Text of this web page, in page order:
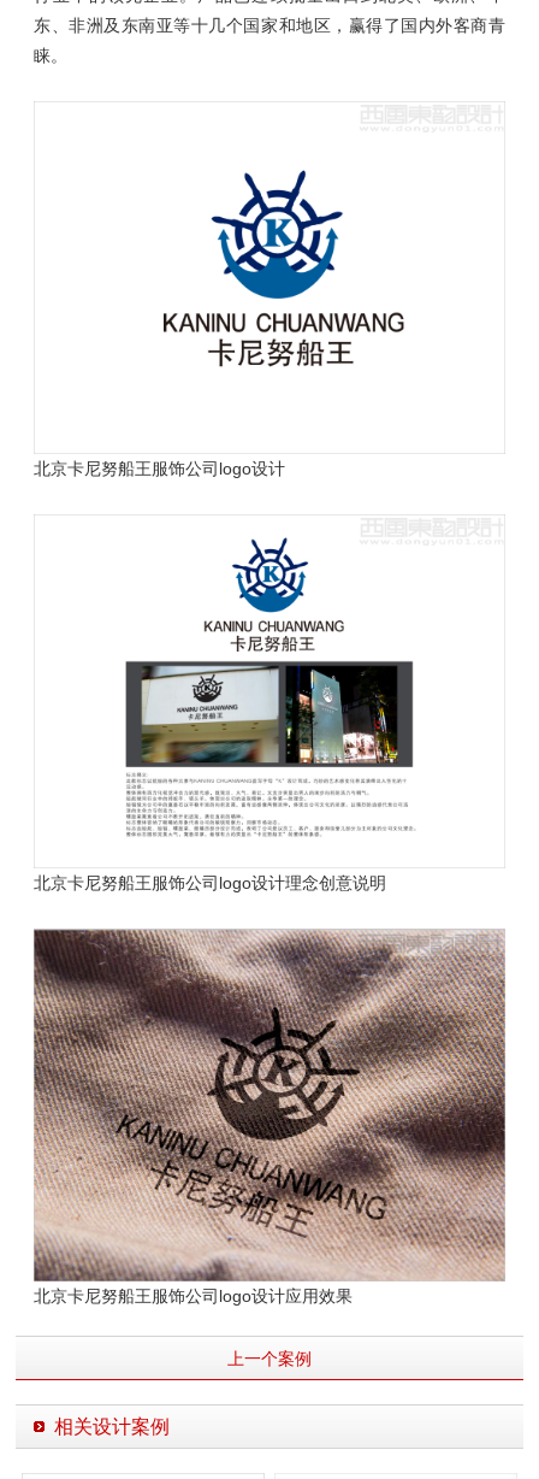
东、非洲及东南亚等十几个国家和地区，赢得了国内外客商青
睐。
北京卡尼努船王服饰公司logo设计
北京卡尼努船王服饰公司logo设计理念创意说明
北京卡尼努船王服饰公司logo设计应用效果
上一个案例
相关设计案例